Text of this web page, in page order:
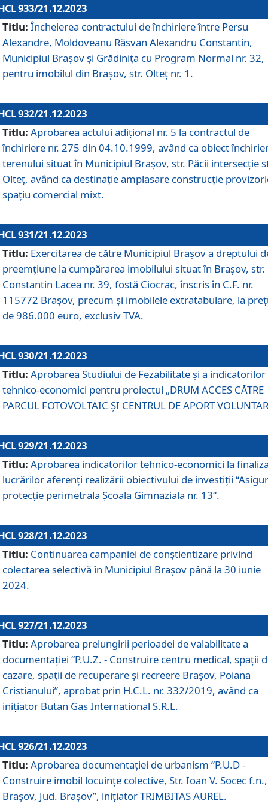
933/21.12.2023
Titlu: Încheierea contractului de închiriere între Persu
Alexandre, Moldoveanu Răsvan Alexandru Constantin,
Municipiul Braşov şi Grădinița cu Program Normal nr. 32,
pentru imobilul din Brașov, str. Olteț nr. 1.
932/21.12.2023
Titlu: Aprobarea actului adițional nr. 5 la contractul de
închiriere nr. 275 din 04.10.1999, având ca obiect
terenului situat în Municipiul Brașov, str. Păcii intersecție
Olteț, având ca destinație amplasare construcție
spațiu comercial mixt.
931/21.12.2023
Titlu: Exercitarea de către Municipiul Brașov a dreptului
preemțiune la cumpărarea imobilului situat în Brașov, str.
Constantin Lacea nr. 39, fostă Ciocrac, înscris în C.F. nr.
115772 Brașov, precum și imobilele extratabulare, la
de 986.000 euro, exclusiv TVA.
930/21.12.2023
Titlu: Aprobarea Studiului de Fezabilitate și a indicatorilor
tehnico-economici pentru proiectul „DRUM ACCES CĂTRE
PARCUL FOTOVOLTAIC ȘI CENTRUL DE APORT
929/21.12.2023
Titlu: Aprobarea indicatorilor tehnico-economici la
lucrărilor aferenți realizării obiectivului de investiții
protecție perimetrala Școala Gimnaziala nr. 13“.
928/21.12.2023
Titlu: Continuarea campaniei de conștientizare privind
colectarea selectivă în Municipiul Braşov până la 30 iunie
2024.
927/21.12.2023
Titlu: Aprobarea prelungirii perioadei de valabilitate a
documentaţiei “P.U.Z. - Construire centru medical, spații
cazare, spații de recuperare și recreere Brașov, Poiana
Cristianului”, aprobat prin H.C.L. nr. 332/2019, având ca
inițiator Butan Gas International S.R.L.
926/21.12.2023
Titlu: Aprobarea documentaţiei de urbanism ”P.U.D -
Construire imobil locuințe colective, Str. Ioan V. Socec f.n.,
Brașov, Jud. Brașov”, inițiator TRIMBITAS AUREL.